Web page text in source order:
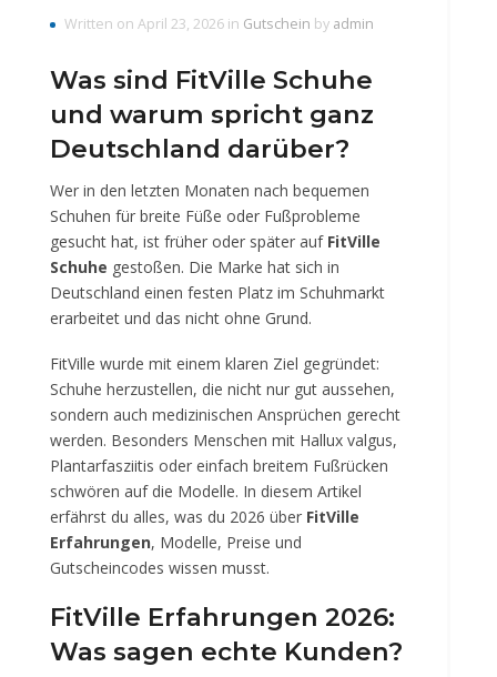
Written on April 23, 2026 in Gutschein by admin
Was sind FitVille Schuhe
und warum spricht ganz
Deutschland darüber?
Wer in den letzten Monaten nach bequemen
Schuhen für breite Füße oder Fußprobleme
gesucht hat, ist früher oder später auf FitVille
Schuhe gestoßen. Die Marke hat sich in
Deutschland einen festen Platz im Schuhmarkt
erarbeitet und das nicht ohne Grund.
FitVille wurde mit einem klaren Ziel gegründet:
Schuhe herzustellen, die nicht nur gut aussehen,
sondern auch medizinischen Ansprüchen gerecht
werden. Besonders Menschen mit Hallux valgus,
Plantarfasziitis oder einfach breitem Fußrücken
schwören auf die Modelle. In diesem Artikel
erfährst du alles, was du 2026 über FitVille
Erfahrungen, Modelle, Preise und
Gutscheincodes wissen musst.
FitVille Erfahrungen 2026:
Was sagen echte Kunden?